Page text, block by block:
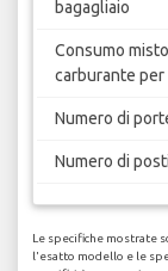
bagagliaio
Consumo
carburante per
Numero di
Numero di posti
Le specifiche mostrate
l'esatto modello e le